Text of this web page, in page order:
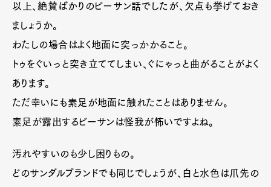
以上、絶賛ばかりのビーサン話でしたが、欠点も挙げておき
ましょうか。
わたしの場合はよく地面に突っかかること。
トゥをぐいっと突き立ててしまい、ぐにゃっと曲がることがよく
あります。
ただ幸いにも素足が地面に触れたことはありません。
素足が露出するビーサンは怪我が怖いですよね。
汚れやすいのも少し困りもの。
どのサンダルブランドでも同じでしょうが、白と水色は爪先の